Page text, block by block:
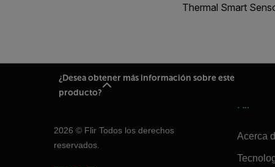
Thermal Smart
¿Desea obtener más información sobre este
producto?
2026 © Flir Todos los derechos
reservados.
Flir
Acerca